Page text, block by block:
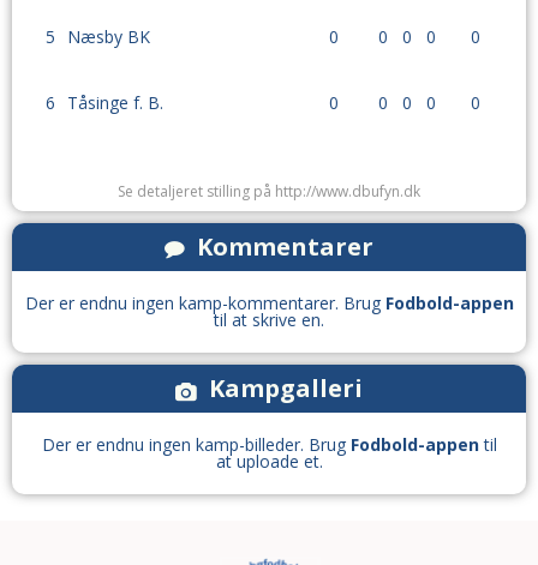
5 Næsby BK 0 0 0 0 0
6 Tåsinge f. B. 0 0 0 0 0
Se detaljeret stilling på http://www.dbufyn.dk
Kommentarer
Der er endnu ingen kamp-kommentarer. Brug Fodbold-appen
til at skrive en.
Kampgalleri
Der er endnu ingen kamp-billeder. Brug Fodbold-appentil
at uploade et.